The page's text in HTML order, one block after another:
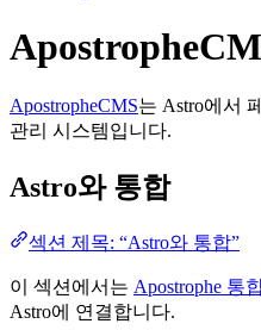
ApostropheCMS는 Astro에서
관리 시스템입니다.
Astro와 통합
섹션 제목: “Astro와 통합”
이 섹션에서는 Apostrophe 통
Astro에 연결합니다.